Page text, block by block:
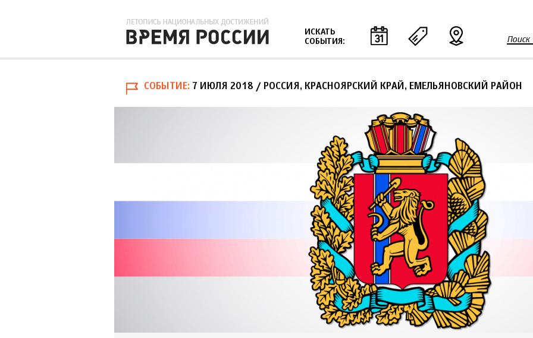
ИСКАТЬ
СОБЫТИЯ:
р
Поиск
СОБЫТИЕ 7 ИЮЛЯ 2018 / РОССИЯ, КРАСНОЯРСКИЙ КРАЙ, ЕМЕЛЬЯНОВСКИЙ РАЙОН